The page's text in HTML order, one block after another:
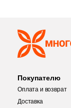
Покупателю
Оплата и возврат
Доставка